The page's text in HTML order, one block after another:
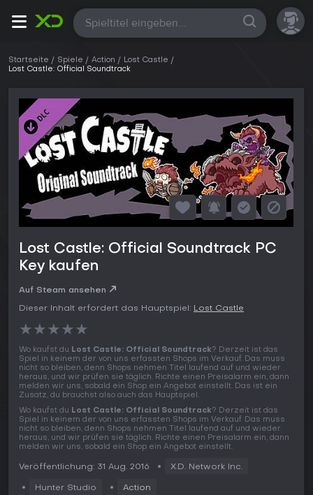
Alle
Startseite Spiele Action
Lost Castle
Lost Castle: Official Soundtrack
Lost Castle: Official Soundtrack PC
Key kaufen
Auf Steam ansehen
Dieser Inhalt erfordert das Hauptspiel: Lost Castle
★★★★★
Wo kaufst du Lost Castle: Official Soundtrack? Derzeit ist das
Spiel in keinem der von uns erfassten Shops im Verkauf. Das muss
nicht so bleiben, denn Shops nehmen Titel laufend auf und wieder
heraus, und wir prüfen sie täglich. Richte einen Preisalarm ein, dann
melden wir uns, sobald ein Shop ein Angebot einstellt. Das ist ein
Zusatz, du brauchst also auch das Hauptspiel.
Wo kaufst du Lost Castle: Official Soundtrack? Derzeit ist das
Spiel in keinem der von uns erfassten Shops im Verkauf. Das muss
nicht so bleiben, denn Shops nehmen Titel laufend auf und wieder
heraus, und wir prüfen sie täglich. Richte einen Preisalarm ein, dann
melden wir uns, sobald ein Shop ein Angebot einstellt.
Veröffentlichung: 31 Aug. 2016 X.D. Network Inc.
Hunter Studio Action